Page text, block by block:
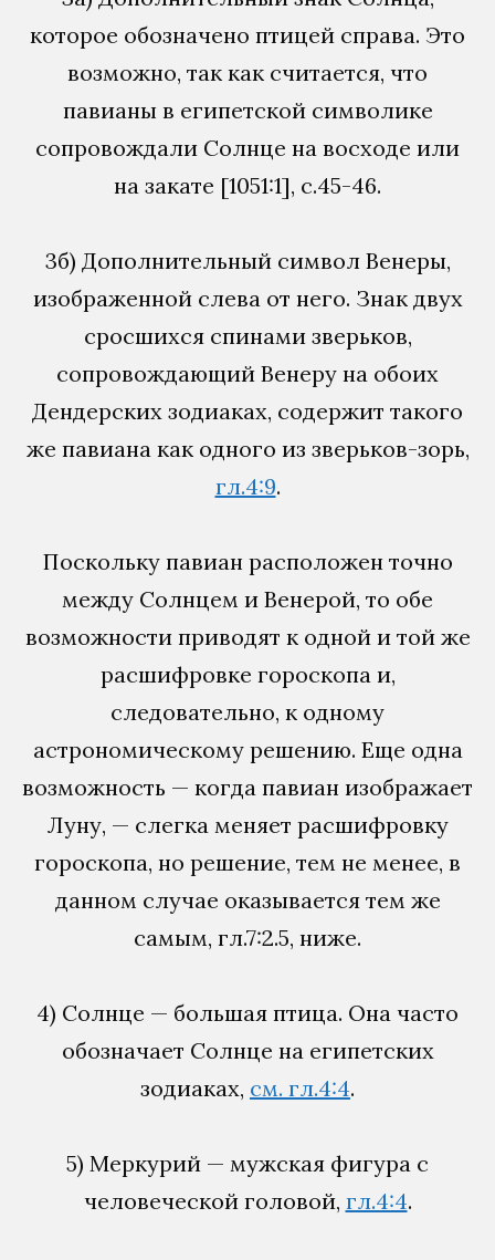
которое обозначено птицей справа. Это
возможно, так как считается, что
павианы в египетской символике
сопровождали Солнце на восходе или
на закате [1051:1], с.45-46.
3б) Дополнительный символ Венеры,
изображенной слева от него. Знак двух
сросшихся спинами зверьков,
сопровождающий Венеру на обоих
Дендерских зодиаках, содержит такого
же павиана как одного из зверьков-зорь,
гл.4:9.
Поскольку павиан расположен точно
между Солнцем и Венерой, то обе
возможности приводят к одной и той же
расшифровке гороскопа и,
следовательно, к одному
астрономическому решению. Еще одна
возможность — когда павиан изображает
Луну, — слегка меняет расшифровку
гороскопа, но решение, тем не менее, в
данном случае оказывается тем же
самым, гл.7:2.5, ниже.
4) Солнце — большая птица. Она часто
обозначает Солнце на египетских
зодиаках, см. гл.4:4.
5) Меркурий — мужская фигура с
человеческой головой, гл.4:4.